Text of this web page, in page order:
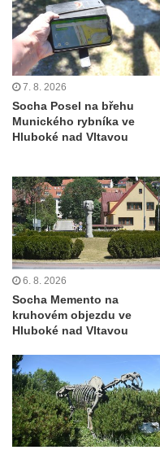
Socha Flóry u pavilonu
Duchcově
Socha Afrodité u
v Duchcově
Pamětní kámen
Duchcově
Delfín na Sfingovém
parku v Duchcově
Sfinga II. na Sfingovém
zámeckém parku v
Sfinga I. na Sfingovém
parku v Duchcově
Socha Minervy na
Duchcově
Socha Herkula se lvem
Duchcově
Socha Marse na
7. 8. 2026
Socha Posel na břehu
Munického rybníka ve
Hluboké nad Vltavou
6. 8. 2026
Socha Memento na
kruhovém objezdu ve
Hluboké nad Vltavou